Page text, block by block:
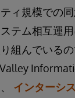
ィ規模での
テム相互運用
組んでいる
インターシ